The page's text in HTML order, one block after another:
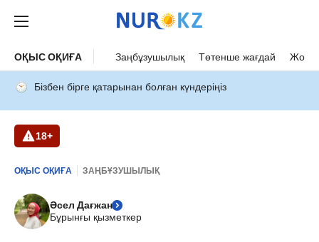
ОҚЫС ОҚИҒА Заңбұзушылық Төтенше жағдай Жол
Бізбен бірге қатарынан болған күндеріңіз
18+
ОҚЫС ОҚИҒА ЗАҢБҰЗУШЫЛЫҚ
Әсел Дағжан
Бұрынғы қызметкер